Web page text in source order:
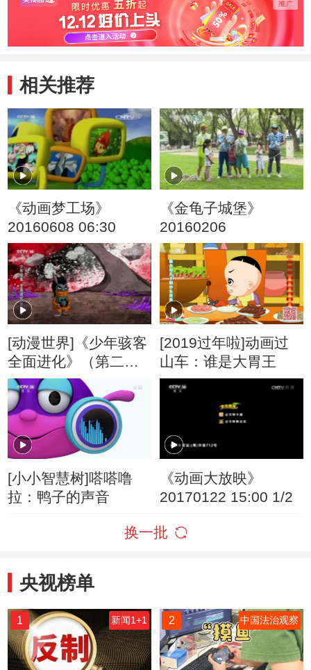
相关推荐
《动画梦工场》
20160608 06:30
《金龟子城堡》
20160206
[动漫世界]《少年骇客
全面进化》（第二
季） 第16集 OTTO
Motives
[2019过年啦]动画过
山车：谁是大胃王
[小小智慧树]嗒嗒噜
拉：鸭子的声音
《动画大放映》
20170122 15:00 1/2
换一批
央视榜单
1 新闻1+1 2 中国法治观察